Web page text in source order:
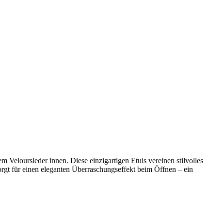
Veloursleder innen. Diese einzigartigen Etuis vereinen stilvolles
für einen eleganten Überraschungseffekt beim Öffnen – ein